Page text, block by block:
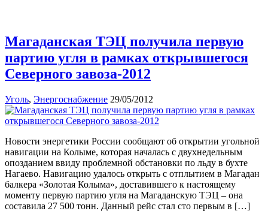
Магаданская ТЭЦ получила первую
партию угля в рамках открывшегося
Северного завоза-2012
Уголь, Энергоснабжение 29/05/2012
Новости энергетики России сообщают об открытии угольной
навигации на Колыме, которая началась с двухнедельным
опозданием ввиду проблемной обстановки по льду в бухте
Нагаево. Навигацию удалось открыть с отплытием в Магадан
балкера «Золотая Колыма», доставившего к настоящему
моменту первую партию угля на Магаданскую ТЭЦ – она
составила 27 500 тонн. Данный рейс стал сто первым в […]